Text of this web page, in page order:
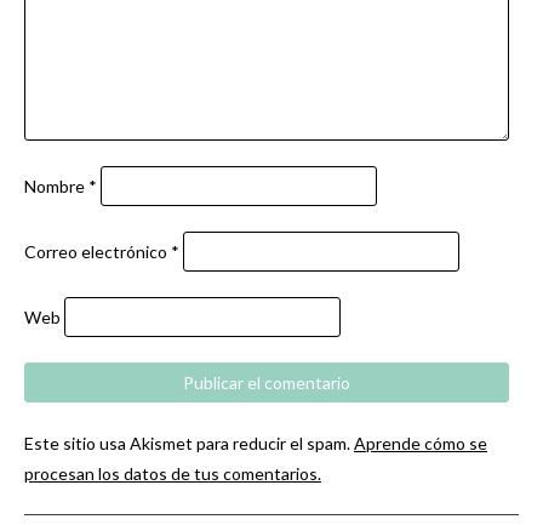
Nombre *
Correo electrónico *
Web
Este sitio usa Akismet para reducir el spam.Aprende cómo se
procesan los datos de tus comentarios.